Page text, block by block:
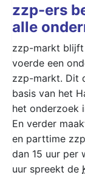
zzp-ers
alle
zzp-markt blijft
voerde een
zzp-markt. Dit
basis van het
het onderzoek
En verder
en parttime
dan 15 uur per
uur spreekt de